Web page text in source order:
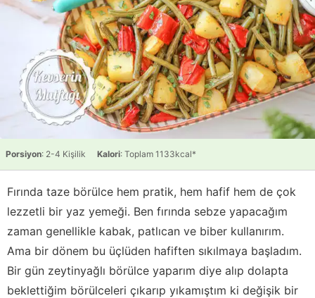
Porsiyon: 2-4 Kişilik Kalori: Toplam 1133kcal*
Fırında taze börülce hem pratik, hem hafif hem de çok
lezzetli bir yaz yemeği. Ben fırında sebze yapacağım
zaman genellikle kabak, patlıcan ve biber kullanırım.
Ama bir dönem bu üçlüden hafiften sıkılmaya başladım.
Bir gün zeytinyağlı börülce yaparım diye alıp dolapta
beklettiğim börülceleri çıkarıp yıkamıştım ki değişik bir